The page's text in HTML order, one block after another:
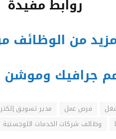
روابط مفيدة
من الوظائف
جرافيك وموشن
فرص عمل مدير تسويق
وظائف شركات الخدمات اللوجستية